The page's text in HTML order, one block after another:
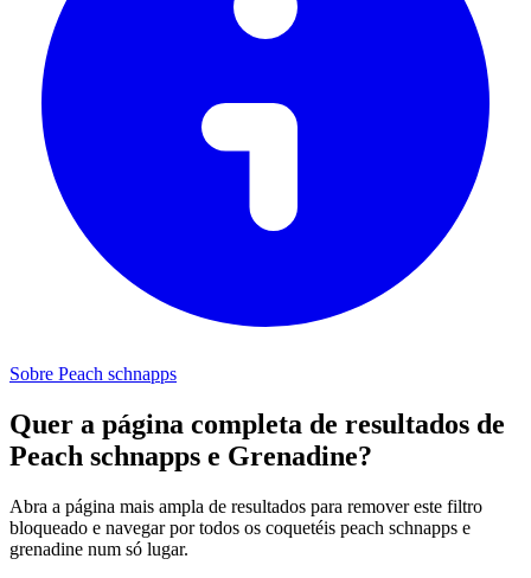
Sobre Peach schnapps
Quer a página completa de resultados de
Peach schnapps e Grenadine?
Abra a página mais ampla de resultados para remover este filtro
bloqueado e navegar por todos os coquetéis peach schnapps e
grenadine num só lugar.